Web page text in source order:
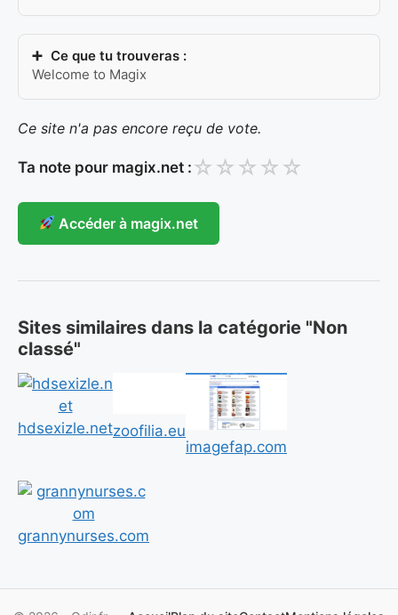
Ce que tu trouveras :
Welcome to Magix
Ce site n'a pas encore reçu de vote.
Ta note pour magix.net : ☆ ☆ ☆ ☆ ☆
Accéder à magix.net
Sites similaires dans la catégorie "Non
classé"
hdsexizle.netzoofilia.eu
imagefap.com
grannynurses.com